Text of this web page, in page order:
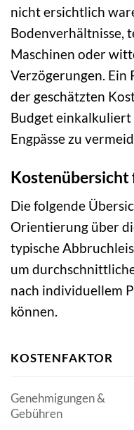
nicht ersichtlich
Bodenverhältnisse,
Maschinen oder
Verzögerungen. Ein
der geschätzten
Budget
Engpässe zu
Kostenübersicht
Die folgende
Orientierung über
typische
um
nach individuellem
können.
KOSTENFAKTOR
Genehmigungen &
Gebühren